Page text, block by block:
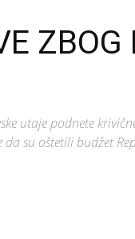
ZBOG
utaje podnete
su oštetili budžet